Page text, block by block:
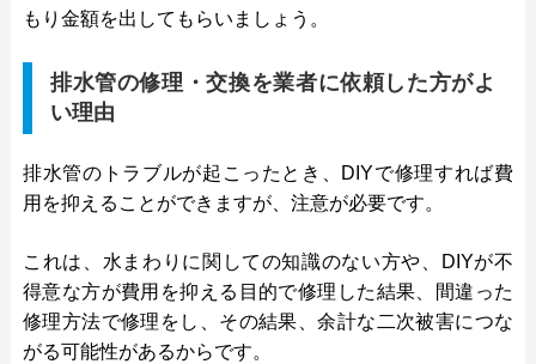
もり金額を出してもらいましょう。
排水管の修理・交換を業者に依頼した方がよ
い理由
排水管のトラブルが起こったとき、DIYで修理すれば費
用を抑えることができますが、注意が必要です。
これは、水まわりに関しての知識のない方や、DIYが不
得意な方が費用を抑える目的で修理した結果、間違った
修理方法で修理をし、その結果、余計な二次被害につな
がる可能性があるからです。